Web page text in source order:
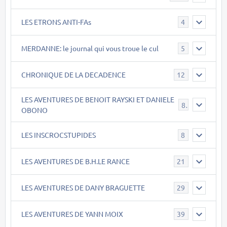
LES ETRONS ANTI-FAs 4
MERDANNE: le journal qui vous troue le cul 5
CHRONIQUE DE LA DECADENCE 12
LES AVENTURES DE BENOIT RAYSKI ET DANIELE
OBONO
8
LES INSCROCSTUPIDES 8
LES AVENTURES DE B.H.LE RANCE 21
LES AVENTURES DE DANY BRAGUETTE 29
LES AVENTURES DE YANN MOIX 39